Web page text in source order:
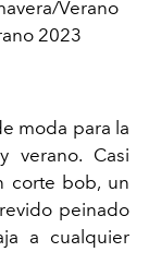
Verano
2023
moda para la
verano. Casi
corte bob, un
peinado
a cualquier